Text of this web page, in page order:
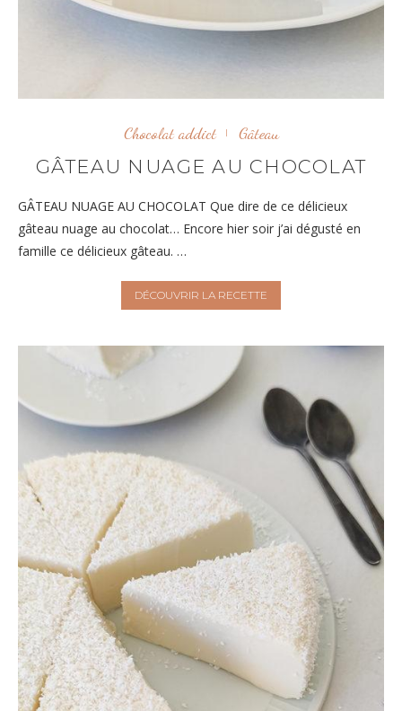
Chocolat addict Gâteau
GÂTEAU NUAGE AU CHOCOLAT
GÂTEAU NUAGE AU CHOCOLAT Que dire de ce délicieux
gâteau nuage au chocolat… Encore hier soir j’ai dégusté en
famille ce délicieux gâteau. …
DÉCOUVRIR LA RECETTE